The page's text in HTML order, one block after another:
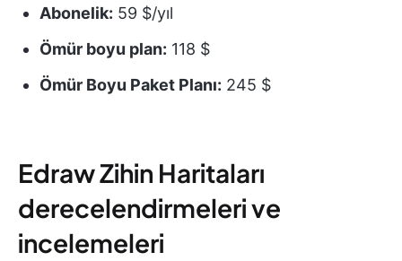
Abonelik: 59 $/yıl
Ömür boyu plan: 118 $
Ömür Boyu Paket Planı: 245 $
Edraw Zihin Haritaları
derecelendirmeleri ve
incelemeleri